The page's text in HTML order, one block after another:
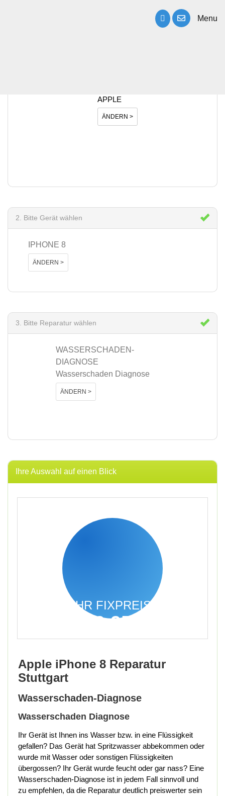
Menu
APPLE
ÄNDERN >
2. Bitte Gerät wählen
IPHONE 8
ÄNDERN >
3. Bitte Reparatur wählen
WASSERSCHADEN-
DIAGNOSE
Wasserschaden Diagnose
ÄNDERN >
Ihre Auswahl auf einen Blick
IHR FIXPREIS
39,95
Apple iPhone 8 Reparatur
Stuttgart
Wasserschaden-Diagnose
Wasserschaden Diagnose
Ihr Gerät ist Ihnen ins Wasser bzw. in eine Flüssigkeit
gefallen? Das Gerät hat Spritzwasser abbekommen oder
wurde mit Wasser oder sonstigen Flüssigkeiten
übergossen? Ihr Gerät wurde feucht oder gar nass? Eine
Wasserschaden-Diagnose ist in jedem Fall sinnvoll und
zu empfehlen, da die Reparatur deutlich preiswerter sein